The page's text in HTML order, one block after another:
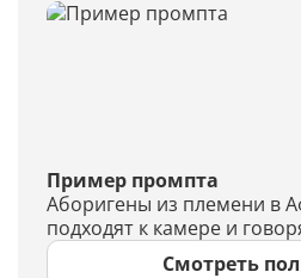
Пример промпта
Аборигены из племени в
подходят к камере и
Смотреть